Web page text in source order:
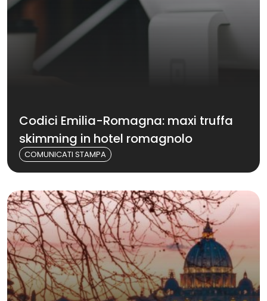
Codici Emilia-Romagna: maxi truffa
skimming in hotel romagnolo
COMUNICATI STAMPA